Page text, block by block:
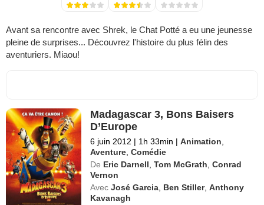
Avant sa rencontre avec Shrek, le Chat Potté a eu une jeunesse
pleine de surprises... Découvrez l'histoire du plus félin des
aventuriers. Miaou!
Madagascar 3, Bons Baisers
D’Europe
6 juin 2012 | 1h 33min | Animation
Aventure ,Comédie
De Eric Darnell ,Tom McGrath ,Conrad
Vernon
Avec José Garcia Ben Stiller,Anthony
Kavanagh